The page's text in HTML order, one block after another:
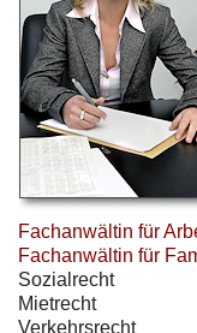
Fachanwältin für
Fachanwältin für
Sozialrecht
Mietrecht
Verkehrsrecht